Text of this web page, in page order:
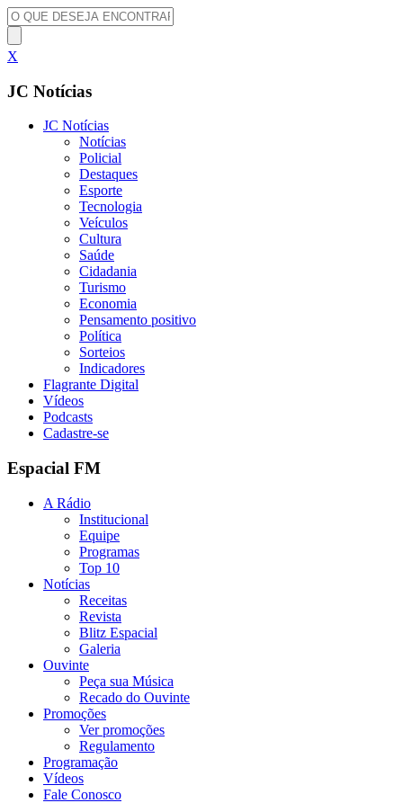
X
JC Notícias
JC Notícias
Notícias
Policial
Destaques
Esporte
Tecnologia
Veículos
Cultura
Saúde
Cidadania
Turismo
Economia
Pensamento positivo
Política
Sorteios
Indicadores
Flagrante Digital
Vídeos
Podcasts
Cadastre-se
Espacial FM
A Rádio
Institucional
Equipe
Programas
Top 10
Notícias
Receitas
Revista
Blitz Espacial
Galeria
Ouvinte
Peça sua Música
Recado do Ouvinte
Promoções
Ver promoções
Regulamento
Programação
Vídeos
Fale Conosco